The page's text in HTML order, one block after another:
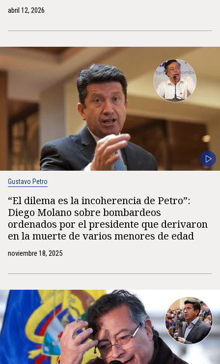
abril 12, 2026
Gustavo Petro
“El dilema es la incoherencia de Petro”:
Diego Molano sobre bombardeos
ordenados por el presidente que derivaron
en la muerte de varios menores de edad
noviembre 18, 2025